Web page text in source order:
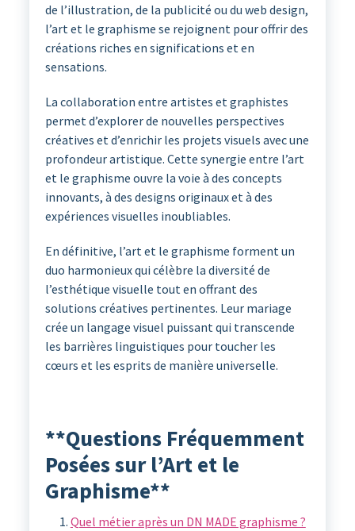
de l’illustration, de la publicité ou du web design,
l’art et le graphisme se rejoignent pour offrir des
créations riches en significations et en
sensations.
La collaboration entre artistes et graphistes
permet d’explorer de nouvelles perspectives
créatives et d’enrichir les projets visuels avec une
profondeur artistique. Cette synergie entre l’art
et le graphisme ouvre la voie à des concepts
innovants, à des designs originaux et à des
expériences visuelles inoubliables.
En définitive, l’art et le graphisme forment un
duo harmonieux qui célèbre la diversité de
l’esthétique visuelle tout en offrant des
solutions créatives pertinentes. Leur mariage
crée un langage visuel puissant qui transcende
les barrières linguistiques pour toucher les
cœurs et les esprits de manière universelle.
**Questions Fréquemment
Posées sur l’Art et le
Graphisme**
Quel métier après un DN MADE graphisme ?